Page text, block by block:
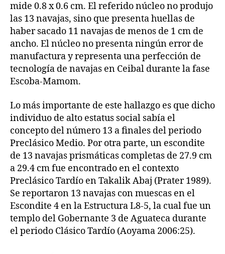
mide 0.8 x 0.6 cm. El referido núcleo no produjo
las 13 navajas, sino que presenta huellas de
haber sacado 11 navajas de menos de 1 cm de
ancho. El núcleo no presenta ningún error de
manufactura y representa una perfección de
tecnología de navajas en Ceibal durante la fase
Escoba-Mamom.
Lo más importante de este hallazgo es que dicho
individuo de alto estatus social sabía el
concepto del número 13 a finales del periodo
Preclásico Medio. Por otra parte, un escondite
de 13 navajas prismáticas completas de 27.9 cm
a 29.4 cm fue encontrado en el contexto
Preclásico Tardío en Takalik Abaj (Prater 1989).
Se reportaron 13 navajas con muescas en el
Escondite 4 en la Estructura L8-5, la cual fue un
templo del Gobernante 3 de Aguateca durante
el periodo Clásico Tardío (Aoyama 2006:25).